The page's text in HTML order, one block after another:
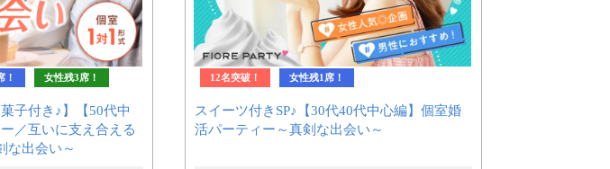
！ 女性残3席！
子付き♪】【50代中
／互いに支え合える
な出会い～
12名突破！ 女性残1席！
スイーツ付きSP♪【30代40代中心編】個室婚
活パーティー～真剣な出会い～